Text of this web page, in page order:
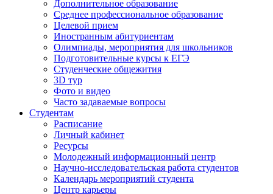
Дополнительное образование
Среднее профессиональное образование
Целевой прием
Иностранным абитуриентам
Олимпиады, мероприятия для школьников
Подготовительные курсы к ЕГЭ
Студенческие общежития
3D тур
Фото и видео
Часто задаваемые вопросы
Студентам
Расписание
Личный кабинет
Ресурсы
Молодежный информационный центр
Научно-исследовательская работа студентов
Календарь мероприятий студента
Центр карьеры